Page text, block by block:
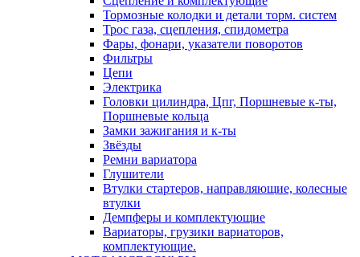
Тормозные колодки и детали торм. систем
Трос газа, сцепления, спидометра
Фары, фонари, указатели поворотов
Фильтры
Цепи
Электрика
Головки цилиндра, Цпг, Поршневые к-ты,
Поршневые кольца
Замки зажигания и к-ты
Звёзды
Ремни вариатора
Глушители
Втулки стартеров, направляющие, колесные
втулки
Демпферы и комплектующие
Вариаторы, грузики вариаторов,
комплектующие.